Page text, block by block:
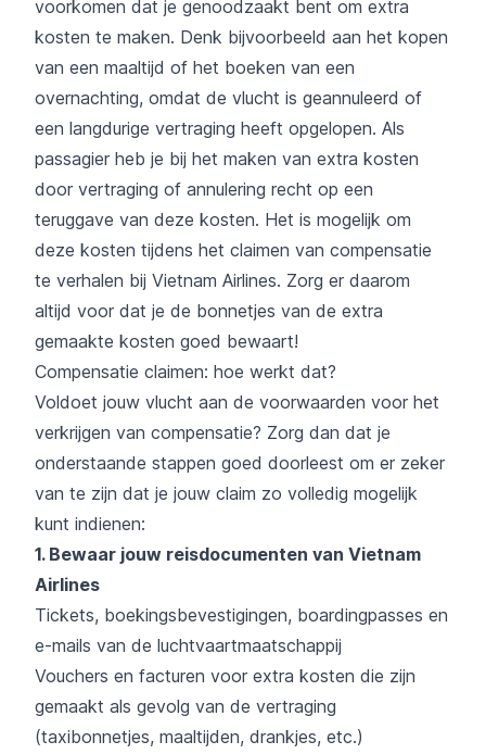
voorkomen dat je genoodzaakt bent om extra
kosten te maken. Denk bijvoorbeeld aan het kopen
van een maaltijd of het boeken van een
overnachting, omdat de vlucht is geannuleerd of
een langdurige vertraging heeft opgelopen. Als
passagier heb je bij het maken van extra kosten
door vertraging of annulering recht op een
teruggave van deze kosten. Het is mogelijk om
deze kosten tijdens het claimen van compensatie
te verhalen bij Vietnam Airlines. Zorg er daarom
altijd voor dat je de bonnetjes van de extra
gemaakte kosten goed bewaart!
Compensatie claimen: hoe werkt dat?
Voldoet jouw vlucht aan de voorwaarden voor het
verkrijgen van compensatie? Zorg dan dat je
onderstaande stappen goed doorleest om er zeker
van te zijn dat je jouw claim zo volledig mogelijk
kunt indienen:
1. Bewaar jouw reisdocumenten van Vietnam
Airlines
Tickets, boekingsbevestigingen, boardingpasses en
e-mails van de luchtvaartmaatschappij
Vouchers en facturen voor extra kosten die zijn
gemaakt als gevolg van de vertraging
(taxibonnetjes, maaltijden, drankjes, etc.)